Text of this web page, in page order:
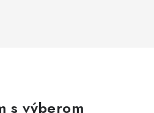
s výberom